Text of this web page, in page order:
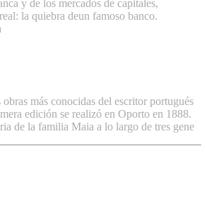
y de los mercados de capitales,
la quiebra deun famoso banco.
más conocidas del escritor portugués
edición se realizó en Oporto en 1888.
de la familia Maia a lo largo de tres gene